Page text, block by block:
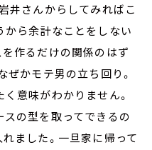
井さんからしてみればこ
ら余計なことをしない
作るだけの関係のはず
ぜかモテ男の立ち回り。
意味がわかりません。
の型を取ってできるの
ました。一旦家に帰って